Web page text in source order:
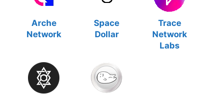
Arche
Network
Space
Dollar
Trace
Network
Labs